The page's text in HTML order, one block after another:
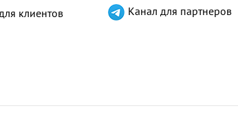
клиентов
Канал для партнеров